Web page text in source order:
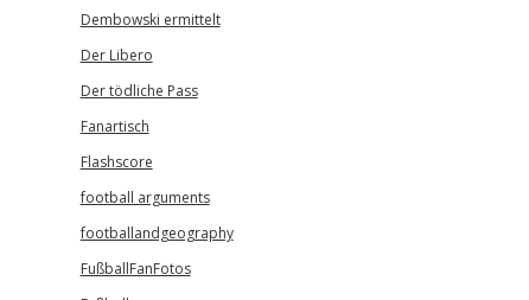
Dembowski ermittelt
Der Libero
Der tödliche Pass
Fanartisch
Flashscore
football arguments
footballandgeography
FußballFanFotos